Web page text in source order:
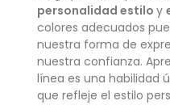
personalidad estilo y
colores adecuados
nuestra forma de
nuestra confianza.
línea es una habilidad
que refleje el estilo